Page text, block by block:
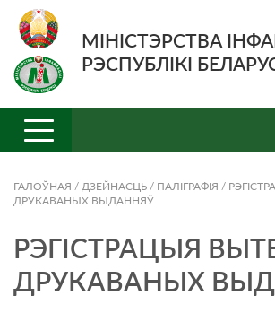
МІНІСТЭРСТВА
РЭСПУБЛІКІ
ГАЛОЎНАЯ / ДЗЕЙНАСЦЬ / ПАЛІГРАФІЯ /
ДРУКАВАНЫХ ВЫДАННЯЎ
РЭГІСТРАЦЫЯ
ДРУКАВАНЫХ